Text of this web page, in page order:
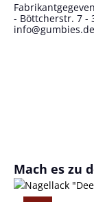
- Böttcherstr. 7 -
Productgalerij
Mach es zu